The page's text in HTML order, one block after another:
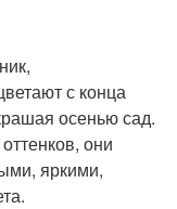
с конца
осенью сад.
они
яркими,